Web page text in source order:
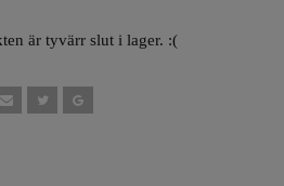
är tyvärr slut i lager. :(